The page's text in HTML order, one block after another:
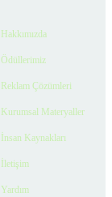
Hakkımızda
Ödüllerimiz
Reklam Çözümleri
Kurumsal Materyaller
İnsan Kaynakları
İletişim
Yardım